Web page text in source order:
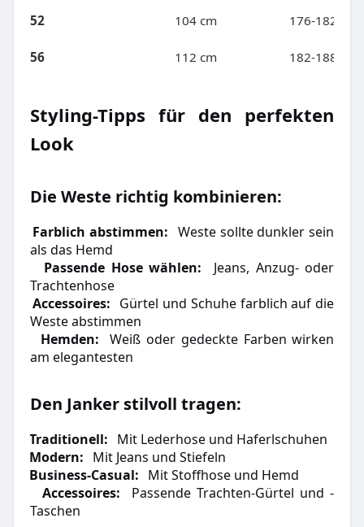
52 104 cm 176-182 cm
56 112 cm 182-188 cm
Styling-Tipps für den perfekten
Look
Die Weste richtig kombinieren:
Farblich abstimmen: Weste sollte dunkler sein
als das Hemd
Passende Hose wählen:
Jeans, Anzug- oder
Trachtenhose
Accessoires: Gürtel und Schuhe farblich auf die
Weste abstimmen
Hemden:
Weiß oder gedeckte Farben wirken
am elegantesten
Den Janker stilvoll tragen:
Traditionell: Mit Lederhose und Haferlschuhen
Modern: Mit Jeans und Stiefeln
Business-Casual: Mit Stoffhose und Hemd
Accessoires:
Passende Trachten-Gürtel und -
Taschen